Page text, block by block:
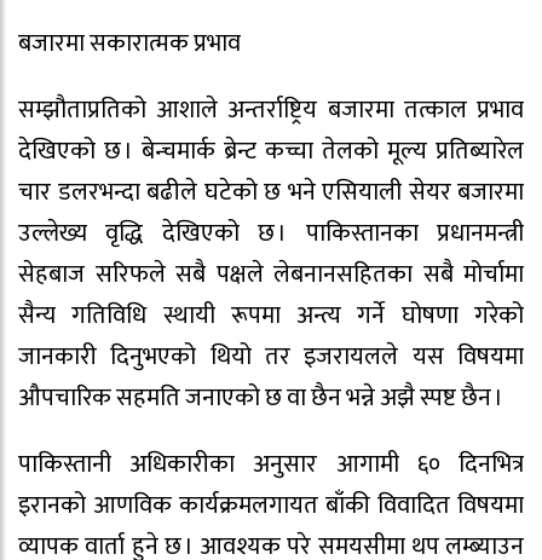
बजारमा सकारात्मक प्रभाव
सम्झौताप्रतिको आशाले अन्तर्राष्ट्रिय बजारमा तत्काल प्रभाव
देखिएको छ । बेन्चमार्क ब्रेन्ट कच्चा तेलको मूल्य प्रतिब्यारेल
चार डलरभन्दा बढीले घटेको छ भने एसियाली सेयर बजारमा
उल्लेख्य वृद्धि देखिएको छ । पाकिस्तानका प्रधानमन्त्री
सेहबाज सरिफले सबै पक्षले लेबनानसहितका सबै मोर्चामा
सैन्य गतिविधि स्थायी रूपमा अन्त्य गर्ने घोषणा गरेको
जानकारी दिनुभएको थियो तर इजरायलले यस विषयमा
औपचारिक सहमति जनाएको छ वा छैन भन्ने अझै स्पष्ट छैन ।
पाकिस्तानी अधिकारीका अनुसार आगामी ६० दिनभित्र
इरानको आणविक कार्यक्रमलगायत बाँकी विवादित विषयमा
व्यापक वार्ता हुने छ । आवश्यक परे समयसीमा थप लम्ब्याउन